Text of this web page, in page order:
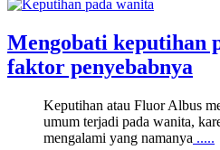
Mengobati keputihan
faktor penyebabnya
Keputihan atau Fluor Albus
umum terjadi pada wanita,
mengalami yang namanya .....